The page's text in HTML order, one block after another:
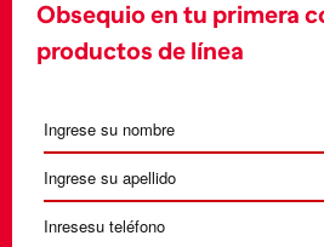
Obsequio en tu primera
productos de línea